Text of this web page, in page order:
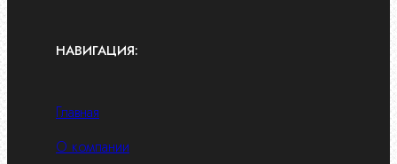
НАВИГАЦИЯ:
Главная
О компании